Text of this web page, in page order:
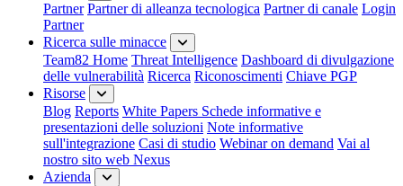
Partner Partner di alleanza tecnologica Partner di canale Login
Partner
Ricerca sulle minacce
Team82 Home Threat Intelligence Dashboard di divulgazione
delle vulnerabilità Ricerca Riconoscimenti Chiave PGP
Risorse
Blog Reports White Papers Schede informative e
presentazioni delle soluzioni Note informative
sull'integrazione Casi di studio Webinar on demand Vai al
nostro sito web Nexus
Azienda